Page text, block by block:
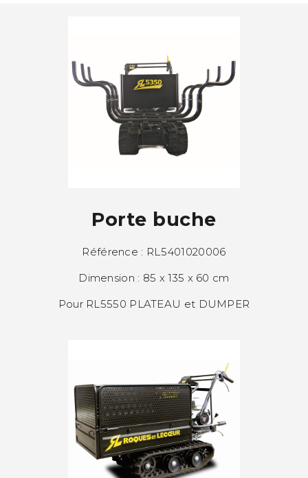
Porte buche
Référence : RL5401020006
Dimension : 85 x 135 x 60 cm
Pour RL5550 PLATEAU et DUMPER